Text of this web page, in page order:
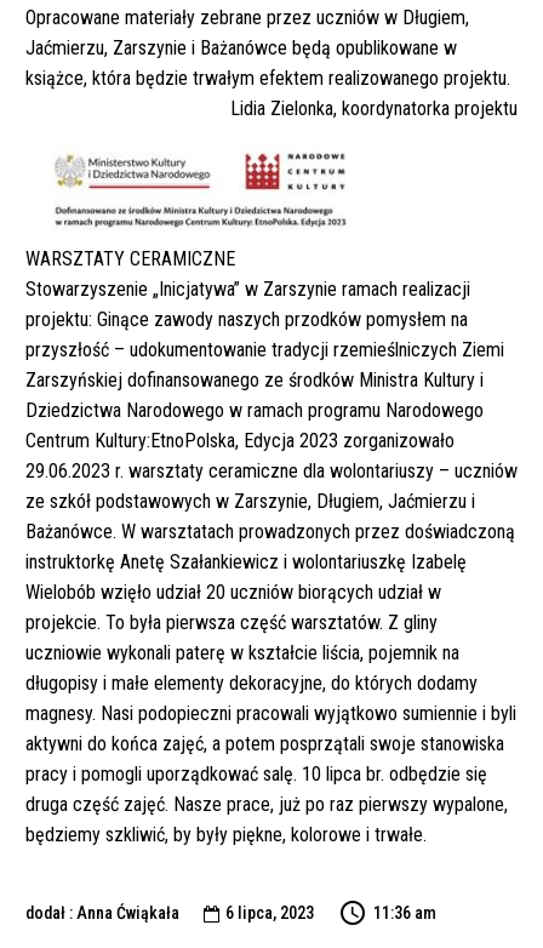
Opracowane materiały zebrane przez uczniów w Długiem,
Jaćmierzu, Zarszynie i Bażanówce będą opublikowane w
książce, która będzie trwałym efektem realizowanego projektu.
Lidia Zielonka, koordynatorka projektu
WARSZTATY CERAMICZNE
Stowarzyszenie „Inicjatywa” w Zarszynie ramach realizacji
projektu: Ginące zawody naszych przodków pomysłem na
przyszłość – udokumentowanie tradycji rzemieślniczych Ziemi
Zarszyńskiej dofinansowanego ze środków Ministra Kultury i
Dziedzictwa Narodowego w ramach programu Narodowego
Centrum Kultury:EtnoPolska, Edycja 2023 zorganizowało
29.06.2023 r. warsztaty ceramiczne dla wolontariuszy – uczniów
ze szkół podstawowych w Zarszynie, Długiem, Jaćmierzu i
Bażanówce. W warsztatach prowadzonych przez doświadczoną
instruktorkę Anetę Szałankiewicz i wolontariuszkę Izabelę
Wielobób wzięło udział 20 uczniów biorących udział w
projekcie. To była pierwsza część warsztatów. Z gliny
uczniowie wykonali paterę w kształcie liścia, pojemnik na
długopisy i małe elementy dekoracyjne, do których dodamy
magnesy. Nasi podopieczni pracowali wyjątkowo sumiennie i byli
aktywni do końca zajęć, a potem posprzątali swoje stanowiska
pracy i pomogli uporządkować salę. 10 lipca br. odbędzie się
druga część zajęć. Nasze prace, już po raz pierwszy wypalone,
będziemy szkliwić, by były piękne, kolorowe i trwałe.
dodał : Anna Ćwiąkała  6 lipca, 2023 11:36 am